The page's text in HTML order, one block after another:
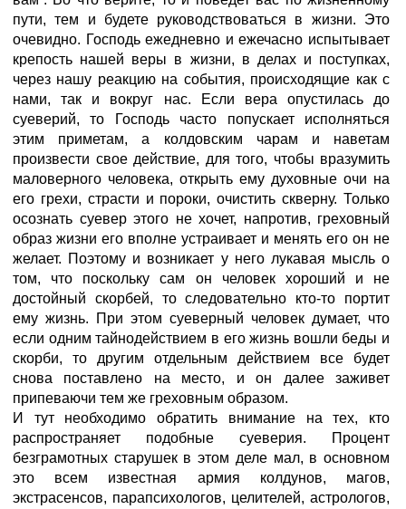
пути, тем и будете руководствоваться в жизни. Это
очевидно. Господь ежедневно и ежечасно испытывает
крепость нашей веры в жизни, в делах и поступках,
через нашу реакцию на события, происходящие как с
нами, так и вокруг нас. Если вера опустилась до
суеверий, то Господь часто попускает исполняться
этим приметам, а колдовским чарам и наветам
произвести свое действие, для того, чтобы вразумить
маловерного человека, открыть ему духовные очи на
его грехи, страсти и пороки, очистить скверну. Только
осознать суевер этого не хочет, напротив, греховный
образ жизни его вполне устраивает и менять его он не
желает. Поэтому и возникает у него лукавая мысль о
том, что поскольку сам он человек хороший и не
достойный скорбей, то следовательно кто-то портит
ему жизнь. При этом суеверный человек думает, что
если одним тайнодействием в его жизнь вошли беды и
скорби, то другим отдельным действием все будет
снова поставлено на место, и он далее заживет
припеваючи тем же греховным образом.
И тут необходимо обратить внимание на тех, кто
распространяет подобные суеверия. Процент
безграмотных старушек в этом деле мал, в основном
это всем известная армия колдунов, магов,
экстрасенсов, парапсихологов, целителей, астрологов,